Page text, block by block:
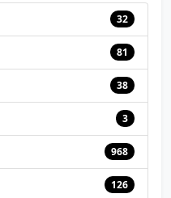
32
81
38
3
968
126